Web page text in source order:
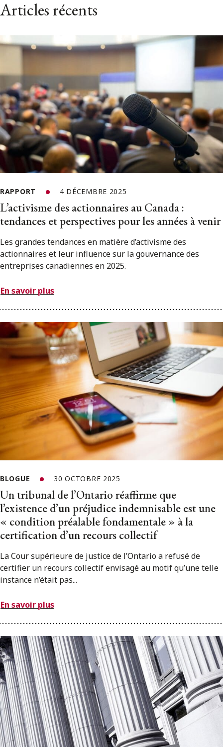
Articles récents
RAPPORT 4 DÉCEMBRE 2025
L’activisme des actionnaires au Canada :
tendances et perspectives pour les années à venir
Les grandes tendances en matière d’activisme des
actionnaires et leur influence sur la gouvernance des
entreprises canadiennes en 2025.
En savoir plus
BLOGUE 30 OCTOBRE 2025
Un tribunal de l’Ontario réaffirme que
l’existence d’un préjudice indemnisable est une
« condition préalable fondamentale » à la
certification d’un recours collectif
La Cour supérieure de justice de l’Ontario a refusé de
certifier un recours collectif envisagé au motif qu’une telle
instance n’était pas...
En savoir plus